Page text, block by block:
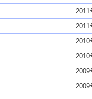
2011
2011
2010
2010
2009
2009